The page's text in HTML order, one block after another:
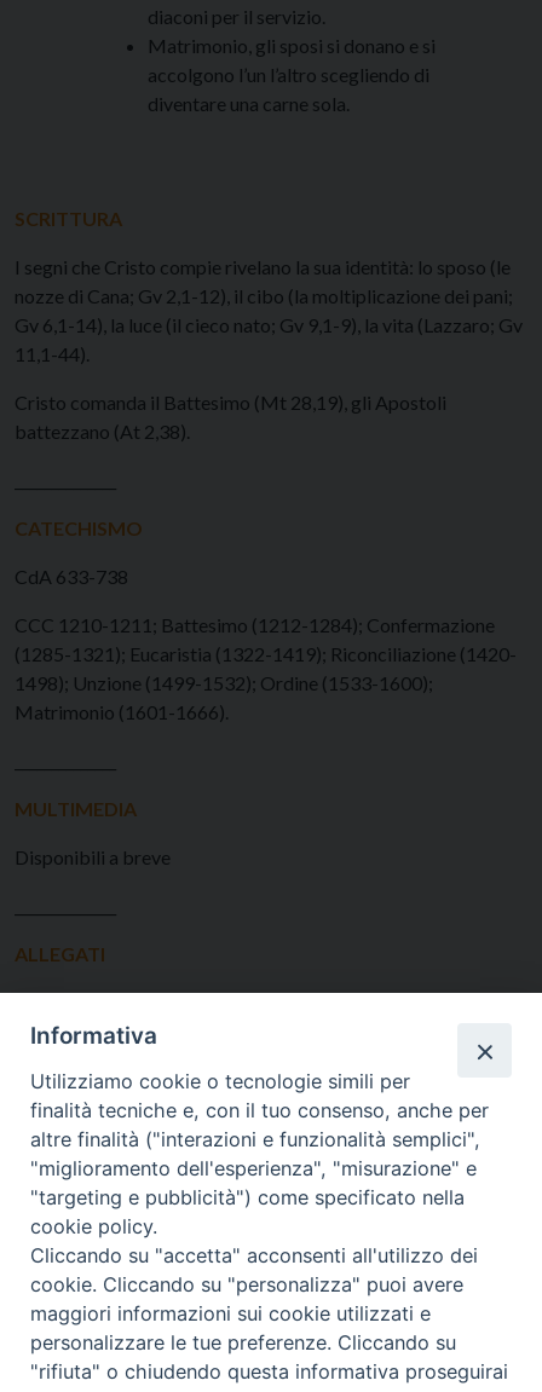
diaconi per il servizio.
Matrimonio, gli sposi si donano e si
accolgono l’un l’altro scegliendo di
diventare una carne sola.
SCRITTURA
I segni che Cristo compie rivelano la sua identità: lo sposo (le
nozze di Cana; Gv 2,1-12), il cibo (la moltiplicazione dei pani;
Gv 6,1-14), la luce (il cieco nato; Gv 9,1-9), la vita (Lazzaro; Gv
11,1-44).
Cristo comanda il Battesimo (Mt 28,19), gli Apostoli
battezzano (At 2,38).
CATECHISMO
CdA 633-738
CCC 1210-1211; Battesimo (1212-1284); Confermazione
(1285-1321); Eucaristia (1322-1419); Riconciliazione (1420-
1498); Unzione (1499-1532); Ordine (1533-1600);
Matrimonio (1601-1666).
MULTIMEDIA
Disponibili a breve
ALLEGATI
Piazza Mario Dottori, 14
Informativa
Utilizziamo cookie o tecnologie simili per
finalità tecniche e, con il tuo consenso, anche per
altre finalità ("interazioni e funzionalità semplici",
"miglioramento dell'esperienza", "misurazione" e
"targeting e pubblicità") come specificato nella
cookie policy.
Cliccando su "accetta" acconsenti all'utilizzo dei
cookie. Cliccando su "personalizza" puoi avere
maggiori informazioni sui cookie utilizzati e
personalizzare le tue preferenze. Cliccando su
"rifiuta" o chiudendo questa informativa proseguirai